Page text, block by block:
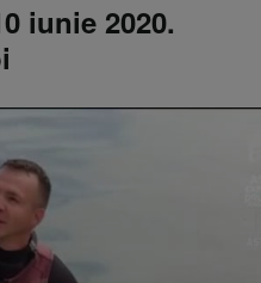
iunie 2020.